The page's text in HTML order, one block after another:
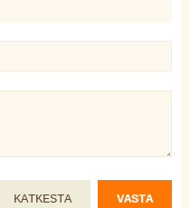
KATKESTA VASTA